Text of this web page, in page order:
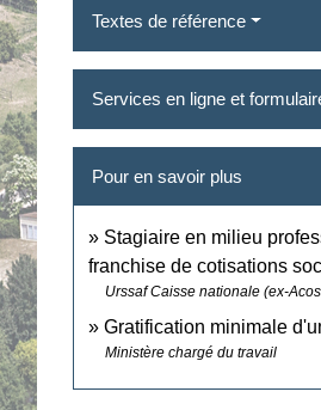
Textes de référence
Services en ligne et
Pour en savoir plus
Stagiaire en milieu
franchise de cotisations
Urssaf Caisse nationale (ex-
Gratification minimale
Ministère chargé du travail